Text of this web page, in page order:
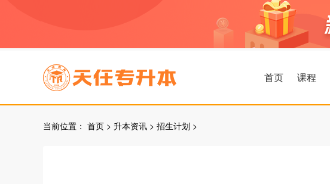
首页 课程
当前位置： 首页 > 升本资讯 > 招生计划 >